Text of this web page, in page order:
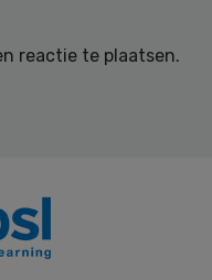
reactie te plaatsen.